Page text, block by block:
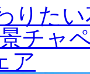
りた
チャ
ア